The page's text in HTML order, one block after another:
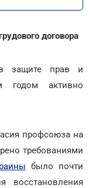
договора
защите прав и
годом активно
профсоюза на
требованиями
было почти
восстановления